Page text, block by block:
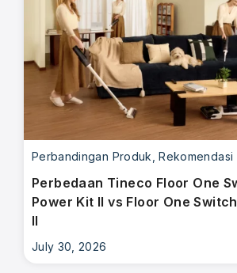
Perbandingan Produk ,Rekomendasi
Perbedaan Tineco Floor One
Power Kit II vs Floor One
II
July 30, 2026